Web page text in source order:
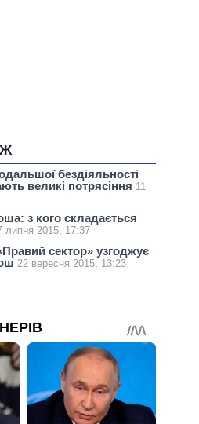
бездіяльності
великі потрясіння 11
з кого складається
липня 2015, 17:37
сектор» узгоджує
22 вересня 2015, 13:23